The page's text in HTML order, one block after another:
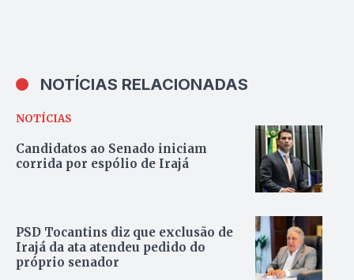
NOTÍCIAS RELACIONADAS
NOTÍCIAS
Candidatos ao Senado iniciam
corrida por espólio de Irajá
PSD Tocantins diz que exclusão de
Irajá da ata atendeu pedido do
próprio senador